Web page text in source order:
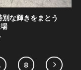
な輝きをまとう
8